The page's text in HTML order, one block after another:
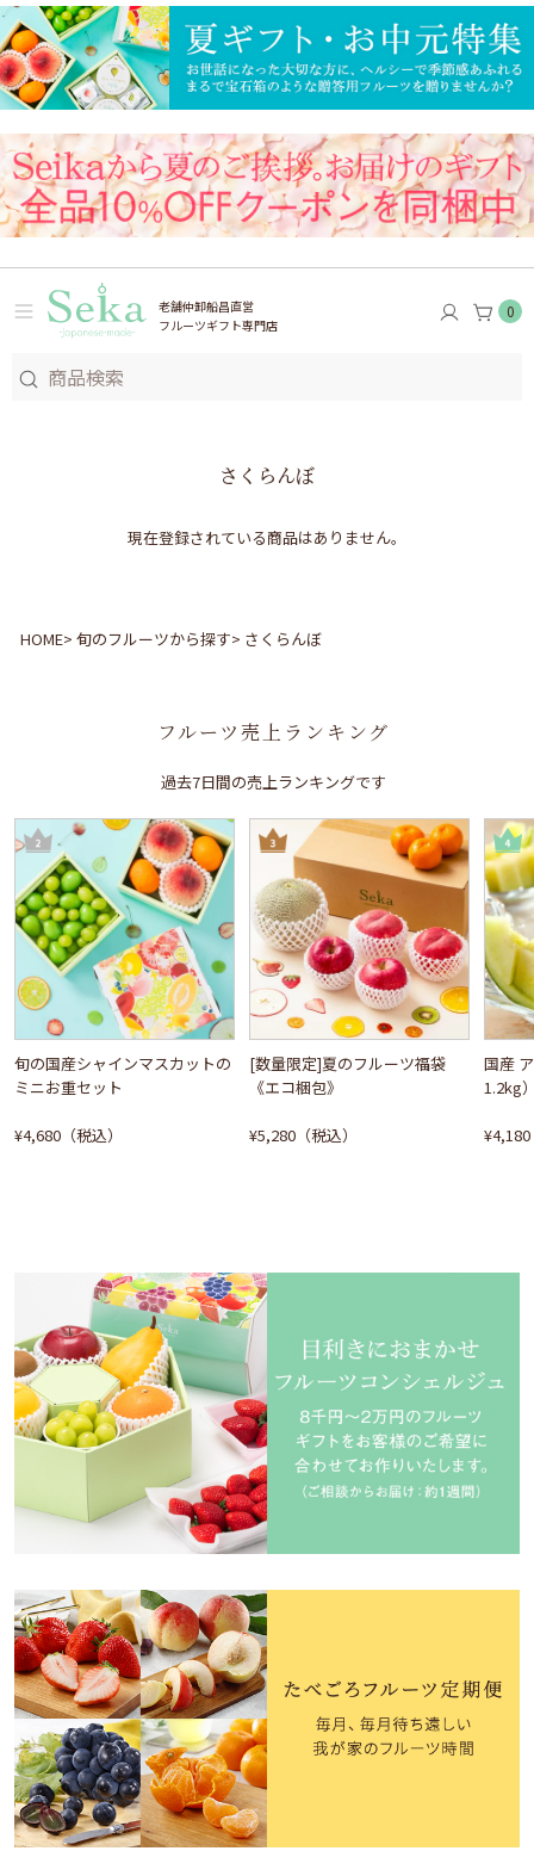
老舗仲卸船昌直営
フルーツギフト専門店
0
さくらんぼ
現在登録されている商品はありません。
HOME 旬のフルーツから探す さくらんぼ
フルーツ売上ランキング
過去7日間の売上ランキングです
旬の国産シャインマスカットの
ミニお重セット
¥4,680（税込）
[数量限定]夏のフルーツ福袋
《エコ梱包》
¥5,280（税込）
国産
1.2kg